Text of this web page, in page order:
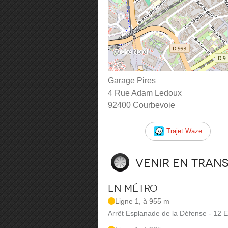
Garage Pires
4 Rue Adam Ledoux
92400 Courbevoie
Trajet Waze
Venir en
En métro
Ligne 1, à 955 m
Arrêt Esplanade de la Défense - 12